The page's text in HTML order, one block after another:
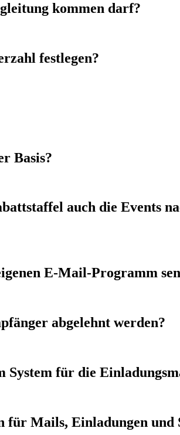
kommen darf?
festlegen?
Basis?
auch die Events
E-Mail-Programm
abgelehnt werden?
für die
für Mails, Einladungen und